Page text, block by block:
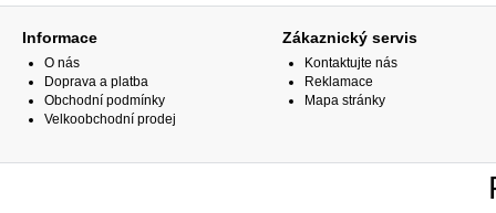
Informace
O nás
Doprava a platba
Obchodní podmínky
Velkoobchodní prodej
Zákaznický servis
Kontaktujte nás
Reklamace
Mapa stránky